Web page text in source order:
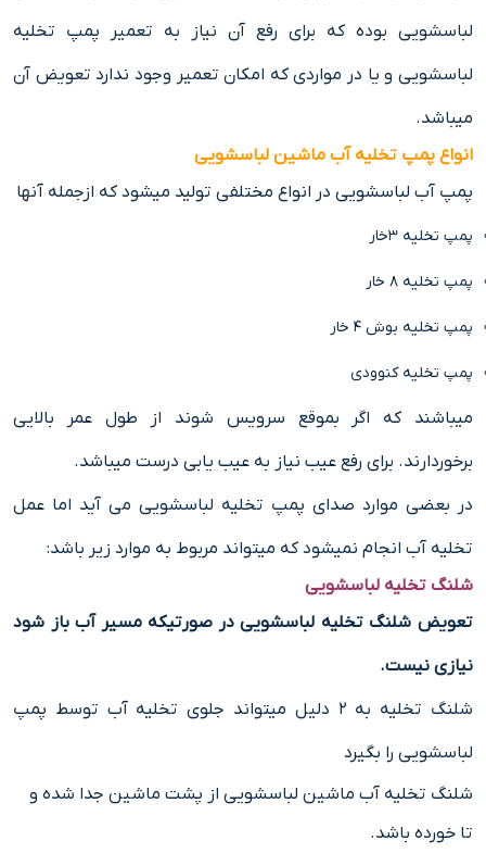
لباسشویی بوده که برای رفع آن نیاز به تعمیر پمپ تخلیه
لباسشویی و یا در مواردی که امکان تعمیر وجود ندارد تعویض آن
میباشد.
انواع پمپ تخلیه آب ماشین لباسشویی
پمپ آب لباسشویی در انواع مختلفی تولید میشود که ازجمله آنها
پمپ تخلیه ۳خار
پمپ تخلیه ۸ خار
پمپ تخلیه بوش ۴ خار
پمپ تخلیه کنوودی
میباشند که اگر بموقع سرویس شوند از طول عمر بالایی
برخوردارند. برای رفع عیب نیاز به عیب یابی درست میباشد.
در بعضی موارد صدای پمپ تخلیه لباسشویی می آید اما عمل
تخلیه آب انجام نمیشود که میتواند مربوط به موارد زیر باشد:
شلنگ تخلیه لباسشویی
تعویض شلنگ تخلیه لباسشویی در صورتیکه مسیر آب باز شود
نیازی نیست.
شلنگ تخلیه به ۲ دلیل میتواند جلوی تخلیه آب توسط پمپ
لباسشویی را بگیرد
شلنگ تخلیه آب ماشین لباسشویی از پشت ماشین جدا شده و
تا خورده باشد.